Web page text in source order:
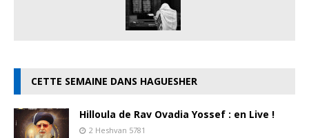
CETTE SEMAINE DANS HAGUESHER
Hilloula de Rav Ovadia Yossef : en Live !
2 Heshvan 5781